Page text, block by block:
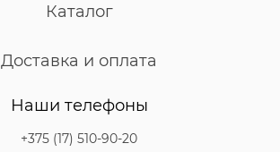
Каталог
Доставка и оплата
Наши телефоны
+375 (17) 510-90-20